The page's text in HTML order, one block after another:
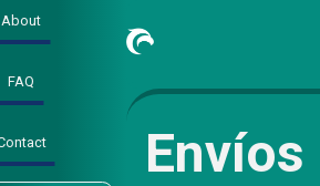
About
FAQ
Envíos